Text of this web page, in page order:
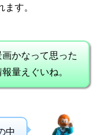
す。
かなって思った
量えぐいね。
中